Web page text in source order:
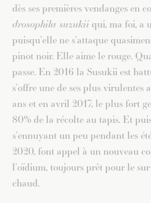
dès ses premières vendanges en
drosophila suzukiiqui, ma foi, a
puisqu’elle ne s’attaque
pinot noir. Elle aime le rouge.
passe. En 2016 la Susukii est
s’offre une de ses plus virulentes
ans et en avril 2017, le plus fort
80% de la récolte au tapis. Et
s’ennuyant un peu pendant les
2020, font appel à un nouveau
l’oïdium, toujours prêt pour le
chaud.